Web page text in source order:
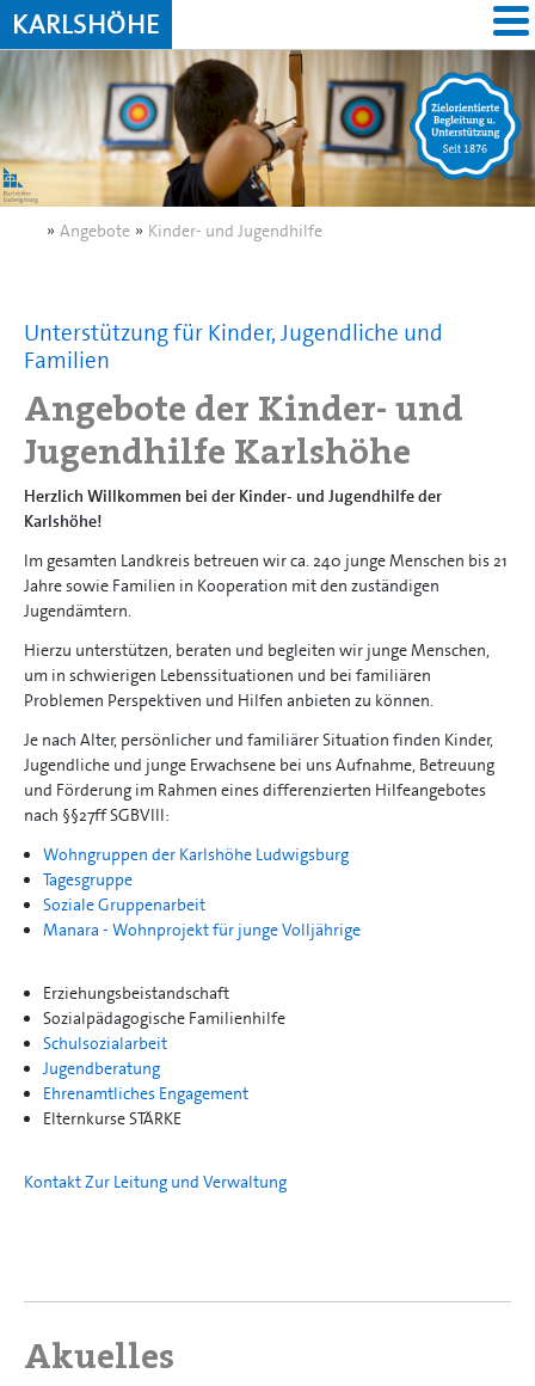
KARLSHÖHE
» Angebote » Kinder- und Jugendhilfe
Unterstützung für Kinder, Jugendliche und
Familien
Angebote der Kinder- und
Jugendhilfe Karlshöhe
Herzlich Willkommen bei der Kinder- und Jugendhilfe der
Karlshöhe!
Im gesamten Landkreis betreuen wir ca. 240 junge Menschen bis 21
Jahre sowie Familien in Kooperation mit den zuständigen
Jugendämtern.
Hierzu unterstützen, beraten und begleiten wir junge Menschen,
um in schwierigen Lebenssituationen und bei familiären
Problemen Perspektiven und Hilfen anbieten zu können.
Je nach Alter, persönlicher und familiärer Situation finden Kinder,
Jugendliche und junge Erwachsene bei uns Aufnahme, Betreuung
und Förderung im Rahmen eines differenzierten Hilfeangebotes
nach §§27ff SGBVIII:
Wohngruppen der Karlshöhe Ludwigsburg
Tagesgruppe
Soziale Gruppenarbeit
Manara - Wohnprojekt für junge Volljährige
Erziehungsbeistandschaft
Sozialpädagogische Familienhilfe
Schulsozialarbeit
Jugendberatung
Ehrenamtliches Engagement
Elternkurse STÄRKE
Kontakt Zur Leitung und Verwaltung
Akuelles